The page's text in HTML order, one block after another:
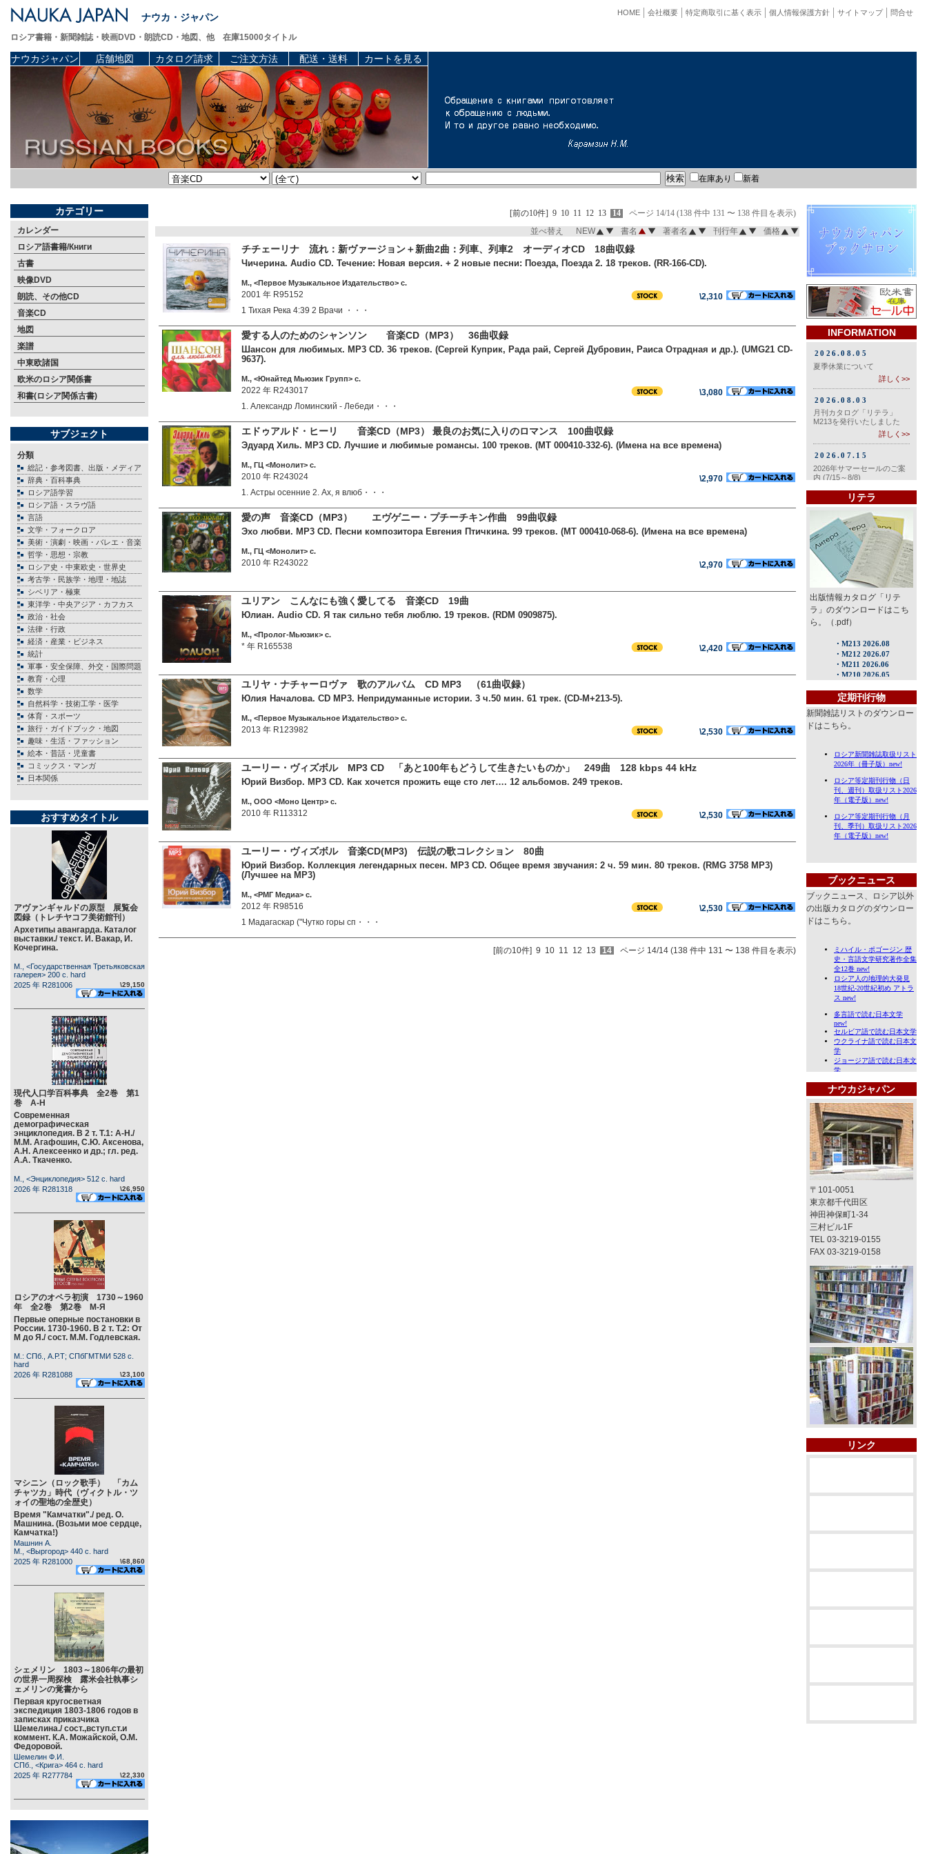
ナウカ・ジャパン 問合せ
サイトマップ
個人情報保護方針
特定商取引に基く表示
会社概要
HOME
ロシア書籍・新聞雑誌・映画DVD・朗読CD・地図、他 在庫15000タイトル
ナウカジャパン 店舗地図 カタログ請求 ご注文方法 配送・送料 カートを見る
在庫あり 新着
カテゴリー
カレンダー
ロシア語書籍/Книги
古書
映像DVD
朗読、その他CD
音楽CD
地図
楽譜
中東欧諸国
欧米のロシア関係書
和書(ロシア関係古書)
サブジェクト
分類
総記・参考図書、出版・メディア
辞典・百科事典
ロシア語学習
ロシア語・スラヴ語
言語
文学・フォークロア
美術・演劇・映画・バレエ・音楽
哲学・思想・宗教
ロシア史・中東欧史・世界史
考古学・民族学・地理・地誌
シベリア・極東
東洋学・中央アジア・カフカス
政治・社会
法律・行政
経済・産業・ビジネス
統計
軍事・安全保障、外交・国際問題
教育・心理
数学
自然科学・技術工学・医学
体育・スポーツ
旅行・ガイドブック・地図
趣味・生活・ファッション
絵本・昔話・児童書
コミックス・マンガ
日本関係
おすすめタイトル
アヴァンギャルドの原型 展覧会
図録（トレチヤコフ美術館刊）
Архетипы авангарда. Каталог
выставки./ текст. И. Вакар, И.
Кочергина.
М., <Государственная Третьяковская
галерея> 200 c. hard
2025 年 R281006
\29,150
現代人口学百科事典 全2巻 第1
巻 А-Н
Современная
демографическая
энциклопедия. В 2 т. Т.1: А-Н./
М.М. Агафошин, С.Ю. Аксенова,
А.Н. Алексеенко и др.; гл. ред.
А.А. Ткаченко.
М., <Энциклопедия> 512 c. hard
2026 年 R281318
\26,950
ロシアのオペラ初演 1730～1960
年 全2巻 第2巻 М-Я
Первые оперные постановки в
России. 1730-1960. В 2 т. Т.2: От
М до Я./ сост. М.М. Годлевская.
М.: СПб., А.Р.Т; СПбГМТМИ 528 c.
hard
2026 年 R281088
\23,100
マシニン（ロック歌手） 「カム
チャツカ」時代（ヴィクトル・ツ
ォイの聖地の全歴史）
Время "Камчатки"./ ред. О.
Машнина. (Возьми мое сердце,
Камчатка!)
Машнин А.
М., <Выргород> 440 c. hard
2025 年 R281000
\68,860
シェメリン 1803～1806年の最初
の世界一周探検 露米会社執事シ
ェメリンの覚書から
Первая кругосветная
экспедиция 1803-1806 годов в
записках приказчика
Шемелина./ сост.,вступ.ст.и
коммент. К.А. Можайской, О.М.
Федоровой.
Шемелин Ф.И.
СПб., <Крига> 464 c. hard
2025 年 R277784
\22,330
[前の10件] 9 10 11 12 13 14 ページ 14/14 (138 件中 131 〜 138 件目を表示)
並べ替え NEW 書名 著者名 刊行年 価格
チチェーリナ 流れ：新ヴァージョン＋新曲2曲：列車、列車2 オーディオCD 18曲収録
Чичерина. Audio CD. Течение: Новая версия. + 2 новые песни: Поезда, Поезда 2. 18 треков. (RR-166-CD).
М., <Первое Музыкальное Издательство> c.
2001 年 R95152
\2,310
1 Тихая Река 4:39 2 Врачи ・・・
愛する人のためのシャンソン 音楽CD（MP3） 36曲収録
Шансон для любимых. MP3 CD. 36 треков. (Сергей Куприк, Рада рай, Сергей Дубровин, Раиса Отрадная и др.). (UMG21 CD-
9637).
М., <Юнайтед Мьюзик Групп> c.
2022 年 R243017
\3,080
1. Александр Ломинский - Лебеди・・・
エドゥアルド・ヒーリ 音楽CD（MP3） 最良のお気に入りのロマンス 100曲収録
Эдуард Хиль. MP3 CD. Лучшие и любимые романсы. 100 треков. (MT 000410-332-6). (Имена на все времена)
М., ГЦ <Монолит> c.
2010 年 R243024
\2,970
1. Астры осенние 2. Ах, я влюб・・・
愛の声 音楽CD（MP3） エヴゲニー・プチーチキン作曲 99曲収録
Эхо любви. MP3 CD. Песни композитора Евгения Птичкина. 99 треков. (MT 000410-068-6). (Имена на все времена)
М., ГЦ <Монолит> c.
2010 年 R243022 \2,970
ユリアン こんなにも強く愛してる 音楽CD 19曲
Юлиан. Audio CD. Я так сильно тебя люблю. 19 треков. (RDM 0909875).
М., <Пролог-Мьюзик> c.
* 年 R165538 \2,420
ユリヤ・ナチャーロヴァ 歌のアルバム CD MP3 （61曲収録）
Юлия Началова. CD MP3. Непридуманные истории. 3 ч.50 мин. 61 трек. (CD-M+213-5).
М., <Первое Музыкальное Издательство> c.
2013 年 R123982 \2,530
ユーリー・ヴィズボル MP3 CD 「あと100年もどうして生きたいものか」 249曲 128 kbps 44 kHz
Юрий Визбор. MP3 CD. Как хочется прожить еще сто лет…. 12 альбомов. 249 треков.
М., ООО <Моно Центр> c.
2010 年 R113312 \2,530
ユーリー・ヴィズボル 音楽CD(MP3) 伝説の歌コレクション 80曲
Юрий Визбор. Коллекция легендарных песен. MP3 CD. Общее время звучания: 2 ч. 59 мин. 80 треков. (RMG 3758 MP3)
(Лучшее на MP3)
М., <РМГ Медиа> c.
2012 年 R98516
\2,530
1 Мадагаскар ("Чутко горы сп・・・
[前の10件] 9 10 11 12 13 14 ページ 14/14 (138 件中 131 〜 138 件目を表示)
INFORMATION
リテラ
出版情報カタログ「リテ
ラ」のダウンロードはこち
ら。（.pdf）
定期刊行物
新聞雑誌リストのダウンロー
ドはこちら。
ブックニュース
ブックニュース、ロシア以外
の出版カタログのダウンロー
ドはこちら。
ナウカジャパン
〒101-0051
東京都千代田区
神田神保町1-34
三村ビル1F
TEL 03-3219-0155
FAX 03-3219-0158
リンク